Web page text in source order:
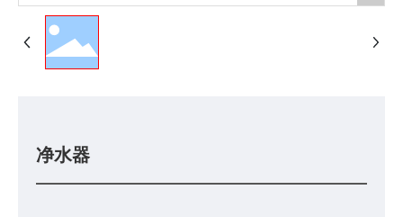
新闻资讯
净水器